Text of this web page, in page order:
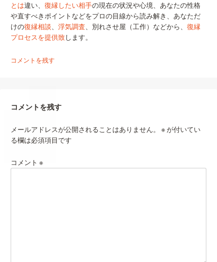
とは違い、 復縁したい相手の現在の状況や心境、あなたの性格
や直すべきポイントなどをプロの目線から読み解き、あなただ
けの復縁相談、 浮気調査、別れさせ屋（工作）などから、 復縁
プロセスを提供致します。
コメントを残す
コメントを残す
メールアドレスが公開されることはありません。 ※が付いてい
る欄は必須項目です
コメント ※